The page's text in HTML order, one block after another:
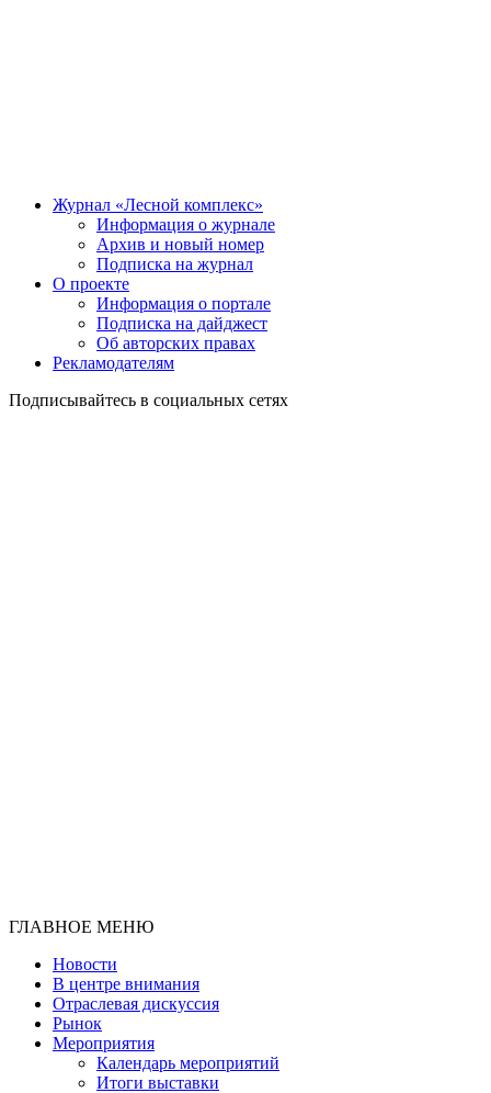
Журнал «Лесной комплекс»
Информация о журнале
Архив и новый номер
Подписка на журнал
О проекте
Информация о портале
Подписка на дайджест
Об авторских правах
Рекламодателям
Подписывайтесь в социальных сетях
ГЛАВНОЕ МЕНЮ
Новости
В центре внимания
Отраслевая дискуссия
Рынок
Мероприятия
Календарь мероприятий
Итоги выставки